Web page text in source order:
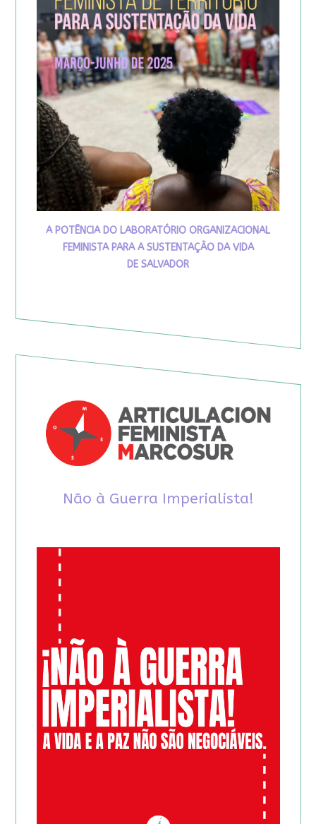
A POTÊNCIA DO LABORATÓRIO ORGANIZACIONAL
FEMINISTA PARA A SUSTENTAÇÃO DA VIDA
DE SALVADOR
Não à Guerra Imperialista!